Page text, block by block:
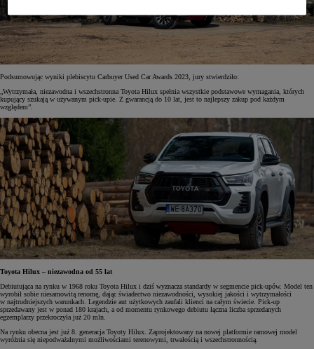
Podsumowując wyniki plebiscytu Carbuyer Used Car Awards 2023, jury stwierdziło:
„Wytrzymała, niezawodna i wszechstronna Toyota Hilux spełnia wszystkie podstawowe wymagania, których
kupujący szukają w używanym pick-upie. Z gwarancją do 10 lat, jest to najlepszy zakup pod każdym
względem”.
Toyota Hilux – niezawodna od 55 lat
Debiutująca na rynku w 1968 roku Toyota Hilux i dziś wyznacza standardy w segmencie pick-upów. Model ten
wyrobił sobie niesamowitą renomę, dając świadectwo niezawodności, wysokiej jakości i wytrzymałości
w najtrudniejszych warunkach. Legendzie aut użytkowych zaufali klienci na całym świecie. Pick-up
sprzedawany jest w ponad 180 krajach, a od momentu rynkowego debiutu łączna liczba sprzedanych
egzemplarzy przekroczyła już 20 mln.
Na rynku obecna jest już 8. generacja Toyoty Hilux. Zaprojektowany na nowej platformie ramowej model
wyróżnia się niepodważalnymi możliwościami terenowymi, trwałością i wszechstronnością.